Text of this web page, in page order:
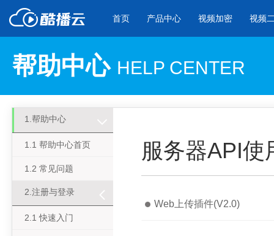
首页 产品中心
产品与新功能
教学课程全终端视频加密
视频加密 视频
应用场景
企业宣传
企业视频宣传，提升企业形象
为个人网站、博客论坛，添加视频
内容
年会节目
帮助中心 HELP CENTER
1.帮助中心
1.1 帮助中心首页
1.2 常见问题
2.注册与登录
2.1 快速入门
服务器API使
Web上传插件(V2.0)